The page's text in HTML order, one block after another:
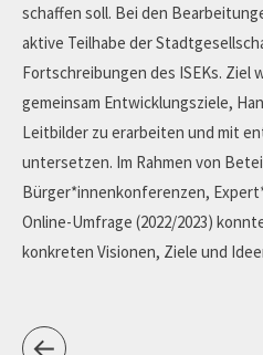
schaffen soll. Bei den
aktive Teilhabe der
Fortschreibungen des ISEKs. Ziel
gemeinsam Entwicklungsziele,
Leitbilder zu erarbeiten und mit
untersetzen. Im Rahmen von
Bürger*innenkonferenzen,
Online-Umfrage (2022/2023)
konkreten Visionen, Ziele und